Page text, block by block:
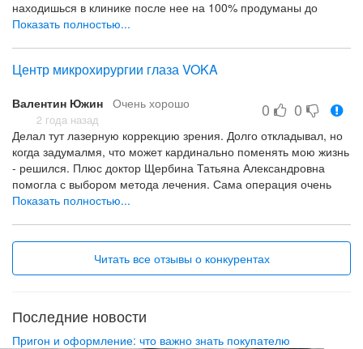
находишься в клинике после нее на 100% продуманы до
мелочей, чтобы пациент был окружен всем, что требуется и
Показать полностью...
Центр микрохирургии глаза VOKA
Валентин Южин Очень хорошо
2 года назад 0 0
Делал тут лазерную коррекцию зрения. Долго откладывал, но
когда задумалмя, что может кардинально поменять мою жизнь
- решился. Плюс доктор Щербина Татьяна Александровна
помогла с выбором метода лечения. Сама операция очень
быстрая, буквально 10 минут и все. Уже к концу дня
доктора и се будет гуд!
Показать полностью...
Читать все отзывы о конкурентах
Последние новости
Пригон и оформление: что важно знать покупателю